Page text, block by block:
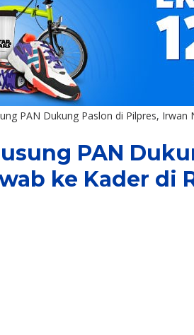
PAN Dukung Paslon di Pilpres,
PAN
ke Kader di